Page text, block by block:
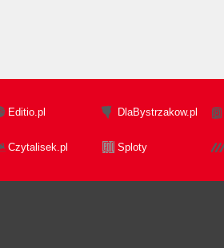
Editio.pl DlaBystrzakow.pl
Czytalisek.pl Sploty